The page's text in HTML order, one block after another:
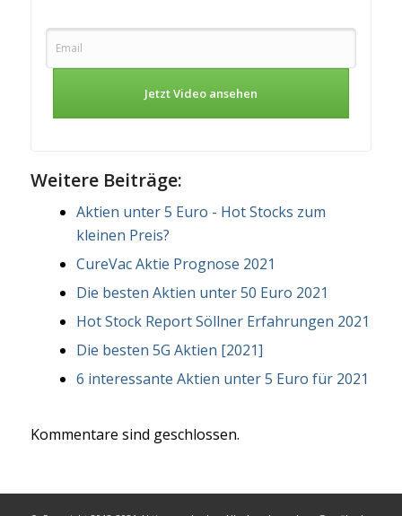
Jetzt Video ansehen
Weitere Beiträge:
Aktien unter 5 Euro - Hot Stocks zum
kleinen Preis?
CureVac Aktie Prognose 2021
Die besten Aktien unter 50 Euro 2021
Hot Stock Report Söllner Erfahrungen 2021
Die besten 5G Aktien [2021]
6 interessante Aktien unter 5 Euro für 2021
Kommentare sind geschlossen.